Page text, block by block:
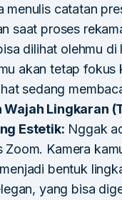
menulis catatan
saat proses
dilihat olehmu di
akan tetap fokus
sedang
Wajah Lingkaran
Estetik: Nggak
Zoom. Kamera
bentuk
yang bisa